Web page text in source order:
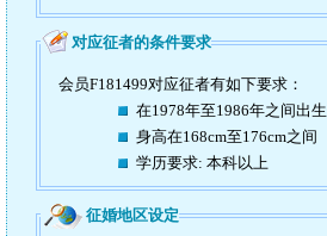
对应征者的条件要求
会员F181499对应征者有如下要求：
在1978年至1986年之间出生
身高在168cm至176cm之间
学历要求: 本科以上
征婚地区设定